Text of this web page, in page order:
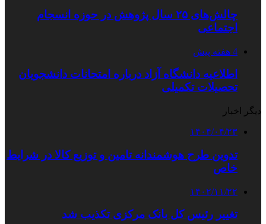
چالش‌های ۲۵ سال پژوهش در حوزه انسجام
اجتماعی
4 هفته پیش
اطلاعیه دانشگاه آزاد درباره امتحانات دانشجویان
تحصیلات تکمیلی
دیگر اخبار
۱۴۰۴/۰۴/۲۳
تدوین طرح هوشمندانه تامین و توزیع کالا در شرایط
خاص
۱۴۰۲/۱۱/۲۲
تغییر رئیس کل بانک مرکزی تکذیب شد